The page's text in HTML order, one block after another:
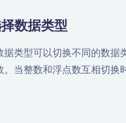
数据类型
据类型可以切换不同的数据
。当整数和浮点数互相切换